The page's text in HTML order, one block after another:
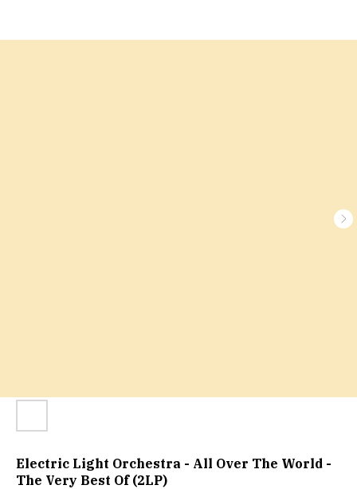
Electric Light Orchestra - All Over The World -
The Very Best Of (2LP)